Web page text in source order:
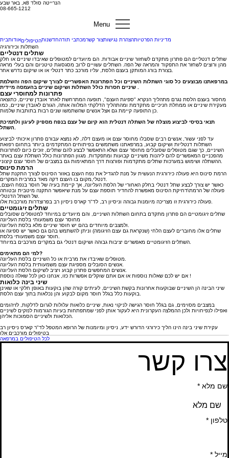
הנרייטה סולד 8א, באר שבע
08-665-1212
Menu
ביתאודותהטיפוליםחדשנותמכתבי תודהצור קשרהצהרת נגישותמדיניות הפרטיות
השתלות וכירורגיה
שתלים דנטליים
שתלים דנטליים הם פתרון מתקדם לשחזור שיניים אבודות. הם מיועדים למטופלים שאיבדו שיניים או חלק
מהן ורוצים לשחזר את התפקוד והמראה של הפה. השתלים עשויים לרוב מסגסוגת טיטניום והם בעלי מראה
במרפאתנו מבוצעים כל סוגי השתלות השיניים וכל הפתרונות האפשריים לצורך שיקום הפה והשלמת
פתרונות למחוסרי עצם
מחסור בעצם הלסת נגרם מתהליך הנקרא "ספיגת העצם", תופעה המתרחשת לאחר אובדן שיניים, כתוצאה
מעקירת שיניים או ממחלת חניכיים מתקדמת ומהתהליך הדלקתי המלווה אותה, הגורם לאובדן שיניים, כמו
תנאי בסיסי לביצוע מוצלח של השתלה דנטלית הוא קיום של עצם בנפח מספיק לעיגון ולתמיכת
עד לפני עשור, אנשים רבים שסבלו מחוסר עצם או מעצם דלה, לא נמצא עבורם פתרון איכותי לביצוע
השתלות דנטליות ושיקום קבוע, במרפאתנו משתמשים בפיתוחים המתקדמים ביותר בתחום רפואת
השיניים, כך שגם מטופלים שסובלים מחוסר עצם ושלא התאפשר לבצע להם שתלים, זוכים כיום לפתרונות
מהפכניים המאפשרים להם ליהנות משיניים קבועות ומתפקדות. מגוון הפתרונות כולל השתלת עצם באתר
הרמת סינוס
הרמת סינוס היא פעולה כירורגית הנעשית על מנת להגדיל את נפח העצם באזור הסינוס לצורך התקנת שתל
כאשר יש צורך לבצע שתל דנטלי בחלק האחורי של הלסת העליונה, אך קיימת בעיה של חוסר בנפח העצם,
פעולה של הרמת\דחיקת הסינוס מאפשרת להחדיר תוספת עצם על מנת שיאפשר התקנה מיטבית ובטוחה
שתלים זיגומטיים
שתלים זיגומטיים הם פתרון מתקדם בתחום השתלות השיניים, והם מיועדים במיוחד למטופלים שסובלים
מחוסר עצם משמעותי בלסת העליונה
שתלים אלו מחוברים לעצם הלחי (שנקראת גם עצם הזיגומה) וניתן להשתמש בהם גם כאשר יש ספיגה או
למי הם מתאימים?
אם יש לכם שאלות נוספות או אם אתם שוקלים אפשרות כזו, אנחנו כאן לכל שאלה נוספת !
שיני בינה כלואות
שיני הבינה הן השיניים שבוקעות אחרונות בקשת השיניים, לעיתים קורה שהן בוקעות באופן חלקי או שאינן
במצבים מסוימים, גם בגלל חוסר הגישה לניקוי נאות, שיניים כלואות עלולות לגרום לדלקות, לזיהומים
ואפילו לנפיחויות ולכן ההמלצה העקרונית היא לעקור אותן לפני שמתפתחות בעיות הגורמות לנזקים לשיניים
עקירת שיני בינה הינו הליך כירורגי הדורש ידע, ניסיון ומיומנות של הרופא המטפל לד"ר קארס ניסיון רב
בטיפולים מורכבים אלו
לכל הטיפולים במרפאה
צרו קשר
שם מלא *
טלפון *
מייל *